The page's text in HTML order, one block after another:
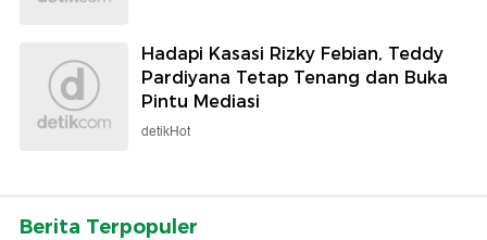
Hadapi Kasasi Rizky Febian, Teddy
Pardiyana Tetap Tenang dan Buka
Pintu Mediasi
detikHot
Berita Terpopuler